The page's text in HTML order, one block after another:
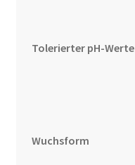
Tolerierter pH-Werte
Wuchsform